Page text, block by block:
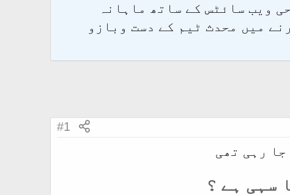
ویب سائٹس کے ساتھ ماہانہ
میں محدث ٹیم کے دست وبازو
#1
رہی تھی
سہی ہے ؟